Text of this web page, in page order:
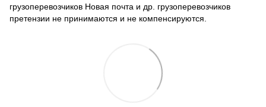
грузоперевозчиков Новая почта и др. грузоперевозчиков
претензии не принимаются и не компенсируются.